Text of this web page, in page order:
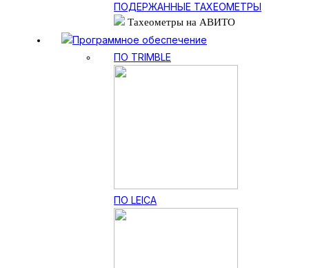
ПОДЕРЖАННЫЕ ТАХЕОМЕТРЫ
Тахеометры на АВИТО
Программное обеспечение
ПО TRIMBLE
ПО LEICA